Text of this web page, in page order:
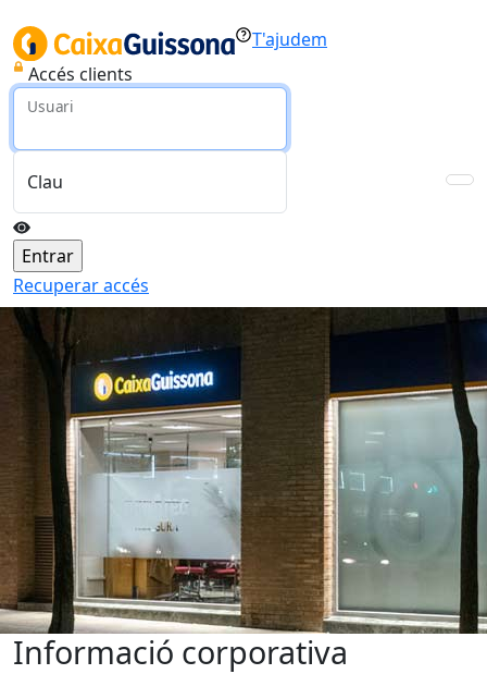
T'ajudem
Accés clients
Usuari
Clau
Recuperar accés
Informació corporativa